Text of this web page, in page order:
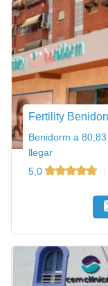
Fertility
Benidorm a
llegar
5,0